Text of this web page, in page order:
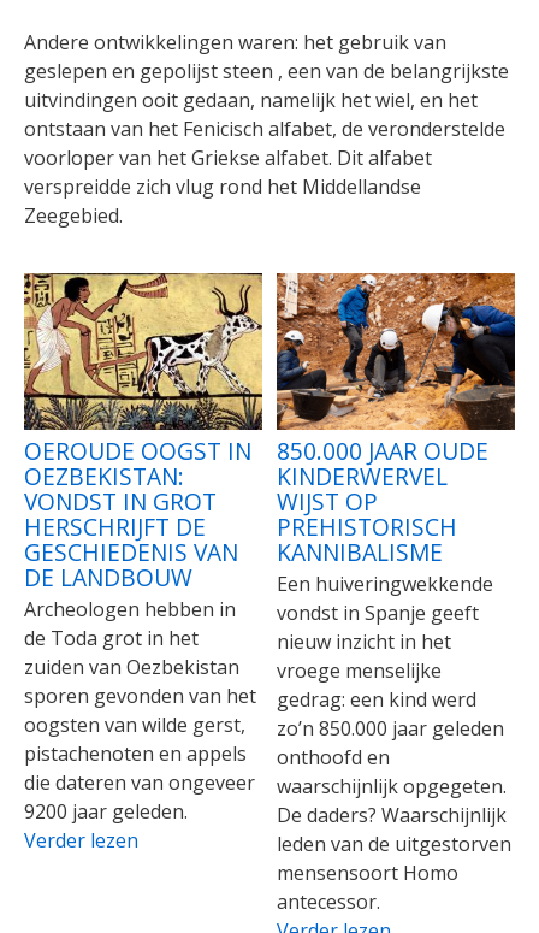
Andere ontwikkelingen waren: het gebruik van
geslepen en gepolijst steen , een van de belangrijkste
uitvindingen ooit gedaan, namelijk het wiel, en het
ontstaan van het Fenicisch alfabet, de veronderstelde
voorloper van het Griekse alfabet. Dit alfabet
verspreidde zich vlug rond het Middellandse
Zeegebied.
OEROUDE OOGST IN
OEZBEKISTAN:
VONDST IN GROT
HERSCHRIJFT DE
GESCHIEDENIS VAN
DE LANDBOUW
Archeologen hebben in
de Toda grot in het
zuiden van Oezbekistan
sporen gevonden van het
oogsten van wilde gerst,
pistachenoten en appels
die dateren van ongeveer
9200 jaar geleden.
Verder lezen
850.000 JAAR OUDE
KINDERWERVEL
WIJST OP
PREHISTORISCH
KANNIBALISME
Een huiveringwekkende
vondst in Spanje geeft
nieuw inzicht in het
vroege menselijke
gedrag: een kind werd
zo’n 850.000 jaar geleden
onthoofd en
waarschijnlijk opgegeten.
De daders? Waarschijnlijk
leden van de uitgestorven
mensensoort Homo
antecessor.